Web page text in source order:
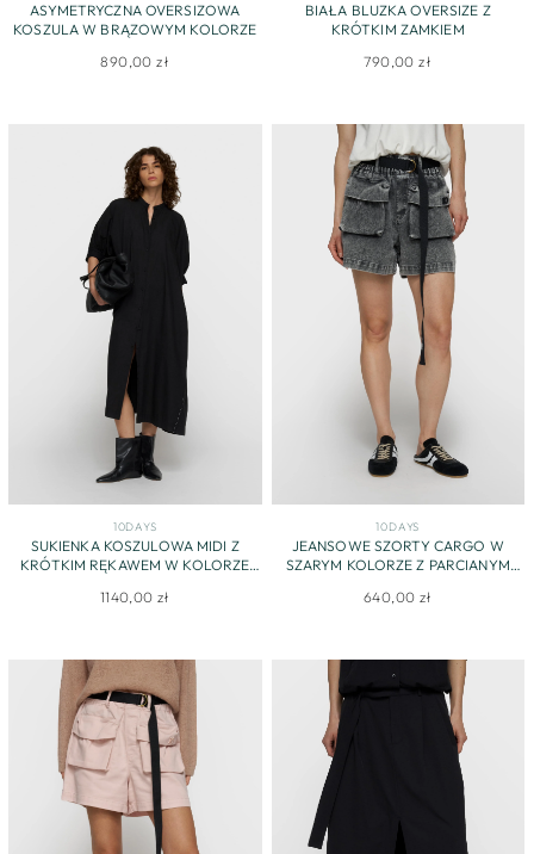
ASYMETRYCZNA OVERSIZOWA
KOSZULA W BRĄZOWYM KOLORZE
890,00 zł
BIAŁA BLUZKA OVERSIZE Z
KRÓTKIM ZAMKIEM
790,00 zł
10DAYS
SUKIENKA KOSZULOWA MIDI Z
KRÓTKIM RĘKAWEM W KOLORZE
1140,00 zł
10DAYS
JEANSOWE SZORTY CARGO W
SZARYM KOLORZE Z PARCIANYM
640,00 zł